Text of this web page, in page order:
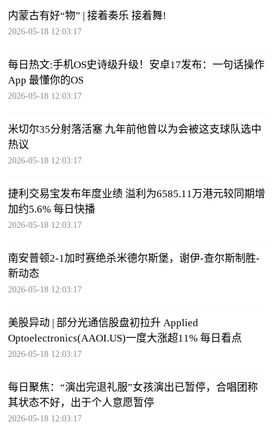
内蒙古有好“物” | 接着奏乐 接着舞!
2026-05-18 12:03:17
每日热文:手机OS史诗级升级！安卓17发布：一句话操作
App 最懂你的OS
2026-05-18 12:03:17
米切尔35分射落活塞 九年前他曾以为会被这支球队选中
热议
2026-05-18 12:03:17
捷利交易宝发布年度业绩 溢利为6585.11万港元较同期增
加约5.6% 每日快播
2026-05-18 12:03:17
南安普顿2-1加时赛绝杀米德尔斯堡，谢伊-查尔斯制胜-
新动态
2026-05-18 12:03:17
美股异动 | 部分光通信股盘初拉升 Applied
Optoelectronics(AAOI.US)一度大涨超11% 每日看点
2026-05-18 12:03:17
每日聚焦：“演出完退礼服”女孩演出已暂停，合唱团称
其状态不好，出于个人意愿暂停
2026-05-18 12:03:17